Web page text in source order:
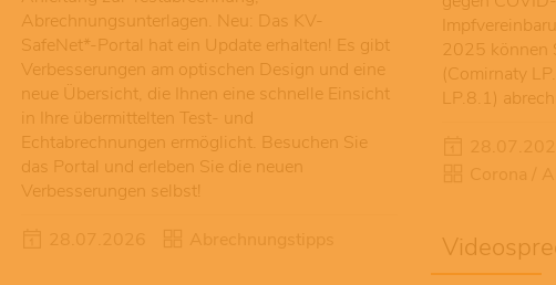
Abrechnungsunterlagen. Neu: Das KV-
SafeNet*-Portal hat ein Update erhalten! Es gibt
Verbesserungen am optischen Design und eine
neue Übersicht, die Ihnen eine schnelle Einsicht
in Ihre übermittelten Test- und
Echtabrechnungen ermöglicht. Besuchen Sie
das Portal und erleben Sie die neuen
Verbesserungen selbst!
2025 können
(Comirnaty
LP.8.1)